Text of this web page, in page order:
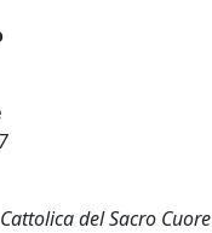
del Sacro Cuore